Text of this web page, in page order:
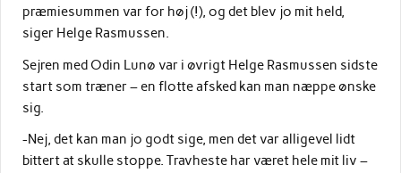
præmiesummen var for høj (!), og det blev jo mit held,
siger Helge Rasmussen.
Sejren med Odin Lunø var i øvrigt Helge Rasmussen sidste
start som træner – en flotte afsked kan man næppe ønske
sig.
-Nej, det kan man jo godt sige, men det var alligevel lidt
bittert at skulle stoppe. Travheste har været hele mit liv –